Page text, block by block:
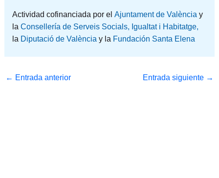
Actividad cofinanciada por el Ajuntament de València y
la Consellería de Serveis Socials, Igualtat i Habitatge,
la Diputació de València y la Fundación Santa Elena
← Entrada anterior Entrada siguiente →